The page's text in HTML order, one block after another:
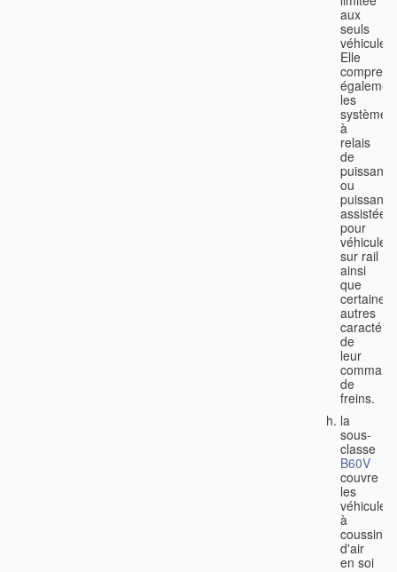
aux
seuls
véhicules.
Elle
comprend
les
systèmes
à
relais
de
puissance
ou
puissance
assistée
pour
véhicules
sur rail
ainsi
que
certaines
autres
de
leur
de
freins.
la
sous-
classe
B60V
couvre
les
véhicules
à
coussin
d'air
en soi